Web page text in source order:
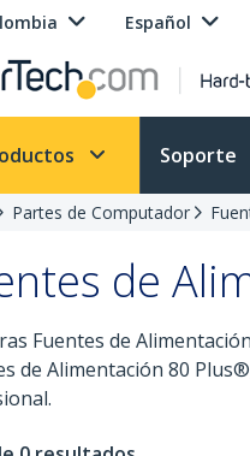
Español
Soporte
Partes de Computador
de
Fuentes de
de Alimentación 80